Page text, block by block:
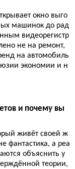
окно выго
машинок до рад
видеорегистр
не на ремонт,
на автомобиль
экономии и н
и почему вы
живёт своей ж
фантастика, а реа
объяснить у
теории,